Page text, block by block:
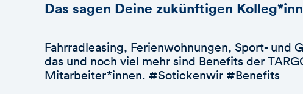
Das sagen Deine zukünftigen
Fahrradleasing, Ferienwohnungen, Sport- und
das und noch viel mehr sind Benefits der
Mitarbeiter*innen. #Sotickenwir #Benefits